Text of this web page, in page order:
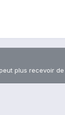
plus recevoir